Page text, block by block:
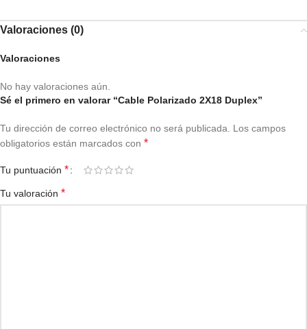
Valoraciones (0)
Valoraciones
No hay valoraciones aún.
Sé el primero en valorar “Cable Polarizado 2X18 Duplex”
Tu dirección de correo electrónico no será publicada. Los campos
obligatorios están marcados con *
Tu puntuación *
Tu valoración *